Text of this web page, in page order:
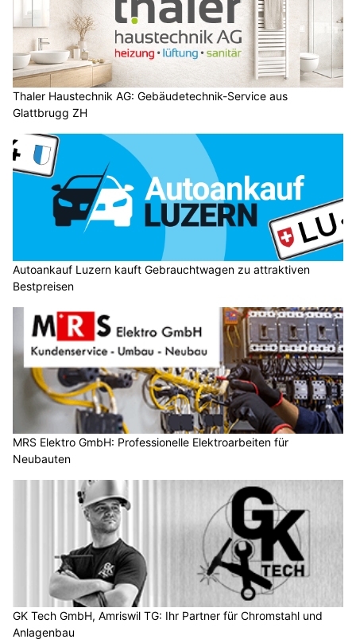
Thaler Haustechnik AG: Gebäudetechnik-Service aus
Glattbrugg ZH
Autoankauf Luzern kauft Gebrauchtwagen zu attraktiven
Bestpreisen
MRS Elektro GmbH: Professionelle Elektroarbeiten für
Neubauten
GK Tech GmbH, Amriswil TG: Ihr Partner für Chromstahl und
Anlagenbau